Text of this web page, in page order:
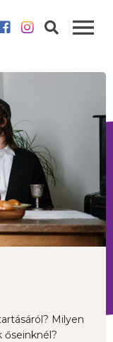
Milyen
őseinknél?